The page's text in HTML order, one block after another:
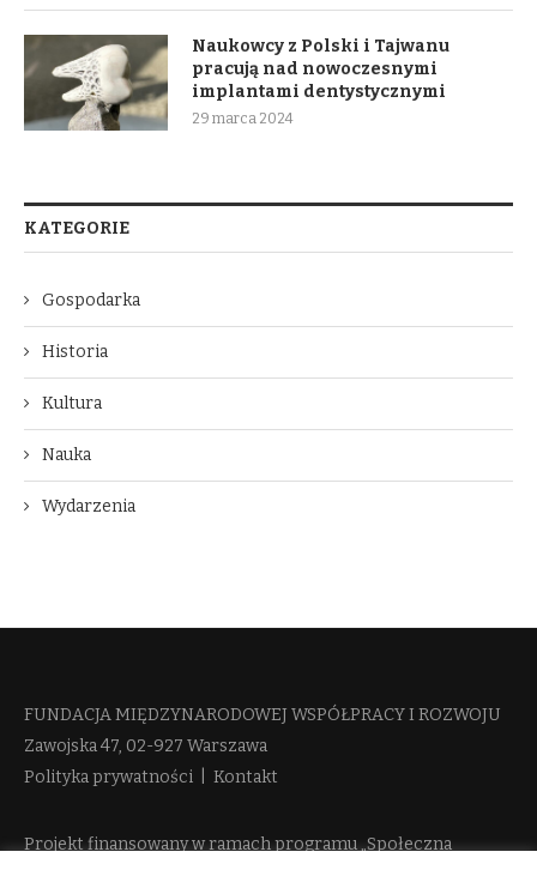
Naukowcy z Polski i Tajwanu
pracują nad nowoczesnymi
implantami dentystycznymi
29 marca 2024
KATEGORIE
Gospodarka
Historia
Kultura
Nauka
Wydarzenia
FUNDACJA MIĘDZYNARODOWEJ WSPÓŁPRACY I ROZWOJU​
Zawojska 47, 02-927 Warszawa
Polityka prywatności
Kontakt
Projekt finansowany w ramach programu „Społeczna